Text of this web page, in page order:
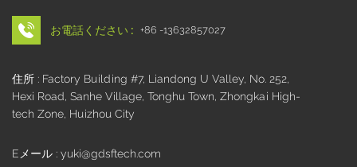
お電話ください : +86 -13632857027
住所 : Factory Building #7, Liandong U Valley, No. 252,
Hexi Road, Sanhe Village, Tonghu Town, Zhongkai High-
tech Zone, Huizhou City
Eメール : yuki@gdsftech.com